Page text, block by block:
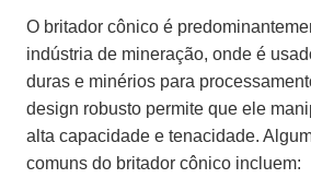
O britador cônico é
indústria de mineração, onde é
duras e minérios para
design robusto permite que ele
alta capacidade e tenacidade.
comuns do britador cônico incluem: